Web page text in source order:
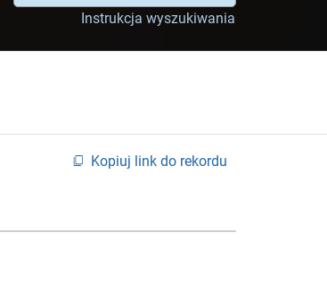
Instrukcja wyszukiwania
Kopiuj link do rekordu